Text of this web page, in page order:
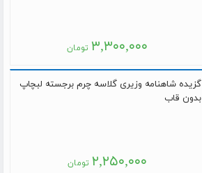
۳,۳۰۰,۰۰۰ تومان
گزیده شاهنامه وزیری گلاسه چرم برجسته لبچاپ
بدون قاب
۲,۲۵۰,۰۰۰ تومان